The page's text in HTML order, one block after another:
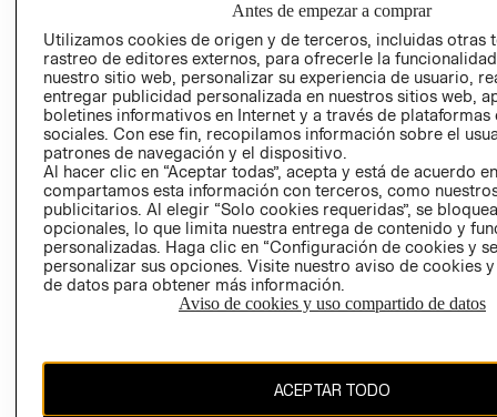
POLÍTICA
EMPRESARIAL
TÉRMINOS Y
CONDICIONES
AVISO DE
PRIVACIDAD
GIFT CARD
COOKIES
CAMBIAR REGIÓN
Antes de empezar a comprar
Utilizamos cookies de origen y de terceros, incluidas otras
rastreo de editores externos, para ofrecerle la
nuestro sitio web, personalizar su experiencia de usuario,
entregar publicidad personalizada en nuestros sitios web,
boletines informativos en Internet y a través de plataformas
sociales. Con ese fin, recopilamos información sobre el
patrones de navegación y el dispositivo.
Al hacer clic en “Aceptar todas”, acepta y está de acuerdo
compartamos esta información con terceros, como
publicitarios. Al elegir “Solo cookies requeridas”, se
opcionales, lo que limita nuestra entrega de contenido y
personalizadas. Haga clic en “Configuración de cookies y
personalizar sus opciones. Visite nuestro aviso de cookies
de datos para obtener más información.
Aviso de cookies y uso compartido de datos
ACEPTAR TODO